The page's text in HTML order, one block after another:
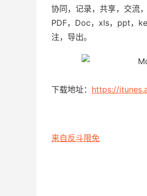
协同，记录，共享，交流
PDF，Doc，xls，ppt，
注，导出。
下载地址： https://
来自反斗限免